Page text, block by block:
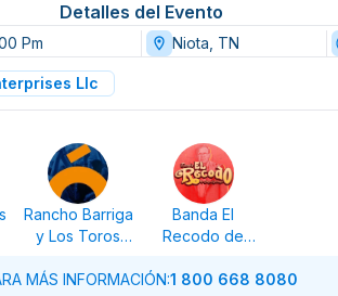
Detalles del Evento
Pm Niota, TN
Llc
Rancho Barriga
y Los Toros
Banda El
Recodo de
MÁS INFORMACIÓN:1 800 668 8080